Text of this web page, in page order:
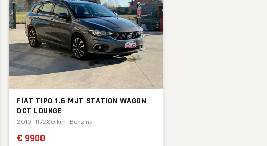
FIAT TIPO 1.6 MJT STATION WAGON
DCT LOUNGE
2019 · 117.280 km · Benzina
€ 9900